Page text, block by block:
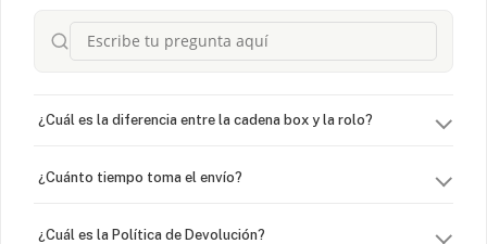
¿Cuál es la diferencia entre la cadena box y la rolo?
¿Cuánto tiempo toma el envío?
¿Cuál es la Política de Devolución?